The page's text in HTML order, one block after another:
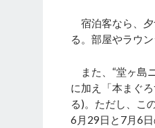
宿泊客なら、夕
る。部屋やラウ
また、“堂ヶ島
に加え「本まぐ
る)。ただし、こ
6月29日と7月6日